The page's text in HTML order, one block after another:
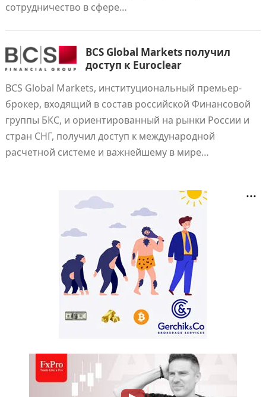
сотрудничество в сфере…
BCS Global Markets получил
доступ к Euroclear
BCS Global Markets, институциональный премьер-
брокер, входящий в состав российской Финансовой
группы БКС, и ориентированный на рынки России и
стран СНГ, получил доступ к международной
расчетной системе и важнейшему в мире…